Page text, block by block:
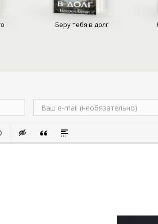
Ее грезы были совсем иными. Она
и нерушимой, видела рядом принца,
был бы полон обожания, а не безумного
о детях, которым подарит уют и
мир от вторжения монстров
спасти собственные жизни, а затем
казалось бы, абсолютно
Беру тебя в долг
список
смайлик
Вставка скрытого текста
Вставка цитаты
Вставка спойлера